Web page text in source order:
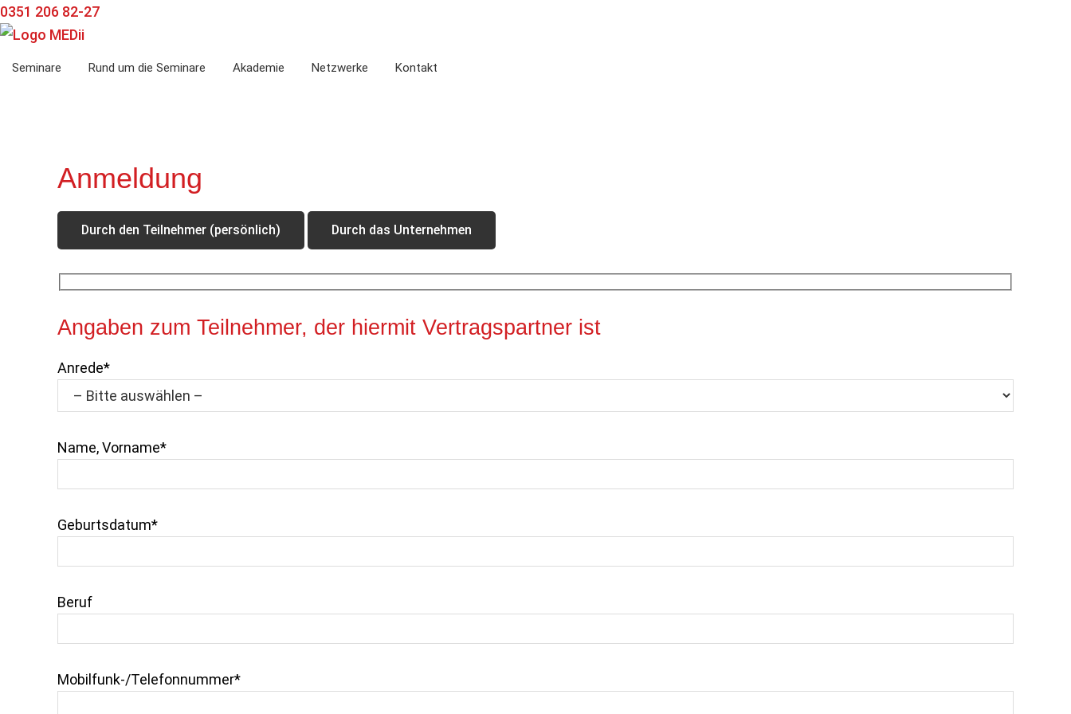
Zur
Hauptnavigation
Zum
Inhalt
Zur
Seitenspalte
0351 206 82-27
Seminare Rund um die Seminare Akademie Netzwerke Kontakt
Anmeldung
Durch den Teilnehmer (persönlich) Durch das Unternehmen
Angaben zum Teilnehmer, der hiermit Vertragspartner ist
Anrede*
Name, Vorname*
Geburtsdatum*
Beruf
Mobilfunk-/Telefonnummer*